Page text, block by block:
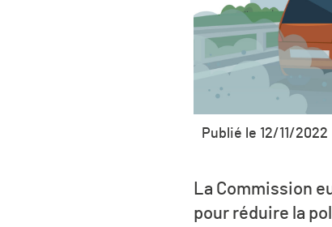
Publié le 12/11/2022
La Commission
pour réduire la